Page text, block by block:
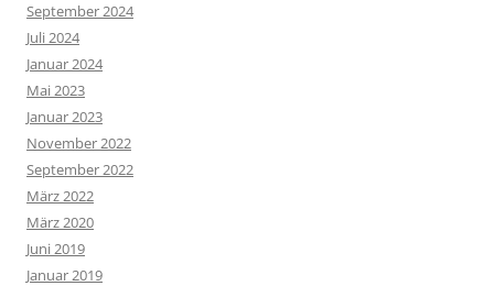
September 2024
Juli 2024
Januar 2024
Mai 2023
Januar 2023
November 2022
September 2022
März 2022
März 2020
Juni 2019
Januar 2019